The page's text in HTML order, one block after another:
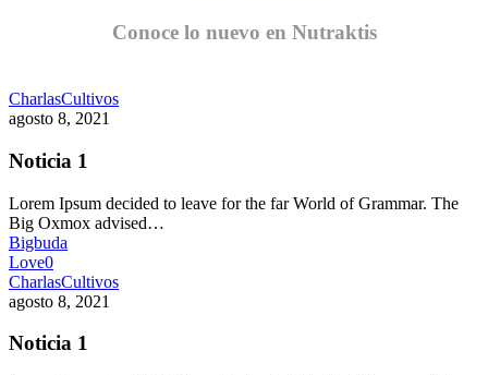
Conoce lo nuevo en Nutraktis
CharlasCultivos
agosto 8, 2021
Noticia 1
Lorem Ipsum decided to leave for the far World of Grammar. The
Big Oxmox advised…
Bigbuda
Love0
CharlasCultivos
agosto 8, 2021
Noticia 1